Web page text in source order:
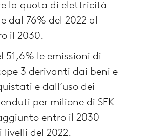
la quota di elettricità
dal 76% del 2022 al
il 2030.
51,6% le emissioni di
3 derivanti dai beni e
e dall’uso dei
per milione di SEK
entro il 2030
del 2022.